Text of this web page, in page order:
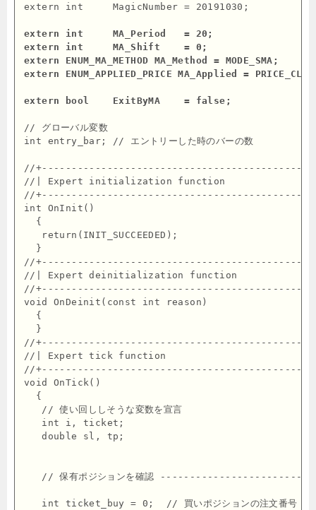
extern int     MagicNumber = 20191030;
extern int     MA_Period   = 20;
extern int     MA_Shift    = 0;
extern ENUM_MA_METHOD MA_Method = MODE_SMA;
extern ENUM_APPLIED_PRICE MA_Applied =
extern bool    ExitByMA    = false;
// グローバル変数
int entry_bar; // エントリーした時のバーの数
//
//| Expert initialization function
//
int OnInit()
  {
   return(INIT_SUCCEEDED);
  }
//
//| Expert deinitialization function
//
void OnDeinit(const int reason)
  {
  }
//
//| Expert tick function
//
void OnTick()
  {
   // 使い回ししそうな変数を宣言
   int i, ticket;
   double sl, tp;
// 保有ポジションを確認
   int ticket_buy = 0;  // 買いポジションの注文番号